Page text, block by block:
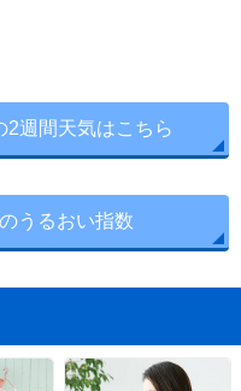
2週間天気はこちら
うるおい指数